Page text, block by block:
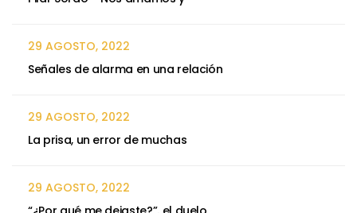
29 AGOSTO, 2022
Señales de alarma en una relación
29 AGOSTO, 2022
La prisa, un error de muchas
29 AGOSTO, 2022